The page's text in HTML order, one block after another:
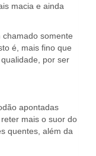
macia e ainda
somente
é, mais fino que
por ser
apontadas
mais o suor do
quentes, além da